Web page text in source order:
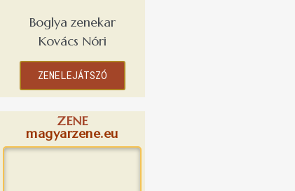
Boglya zenekar
Kovács Nóri
ZENELEJÁTSZÓ
ZENE
magyarzene.eu